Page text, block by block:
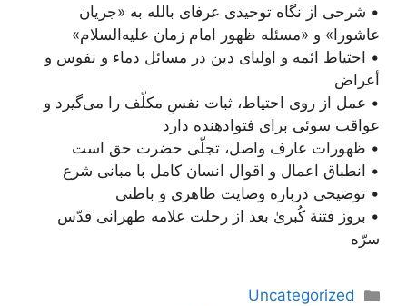
• شرحی از نگاه توحیدی عرفای بالله به «جریان
عاشورا» و «مسئله ظهور امام زمان علیه‌السلام»
• احتیاط ائمه و اولیای دین در مسائل دماء و نفوس و
أعراض
• عمل از روی احتیاط، ثبات نفسِ مکلّف را می‌گیرد و
عواقب سوئی برای فتوا‌دهنده دارد
• ظهورات عارف واصل، تجلّی حضرت حق است
• انطباق اعمال و اقوال انسان کامل با مبانی شرع
• توضیحی درباره وصایت ظاهری و باطنی
• بروز فتنۀ کُبریٰ بعد از رحلت علامه طهرانی قدّس
سرّه
دسته‌ها
Uncategorized